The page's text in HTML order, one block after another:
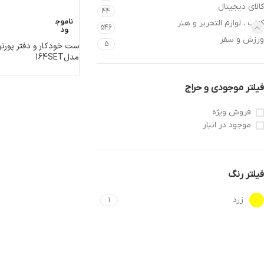
کالای دیجیتال 44
کتاب ، لوازم التحریر و هنر 546
ورزش و سفر 5
فیلتر موجودی و حراج
فروش ویژه
موجود در انبار
فیلتر رنگ
زرد 1
ناموج
ود
ست خودکار و دفتر
مدل164SET